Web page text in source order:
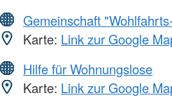
Gemeinschaft
Karte: Link zur Google
Hilfe für Wohnungslose
Karte: Link zur Google